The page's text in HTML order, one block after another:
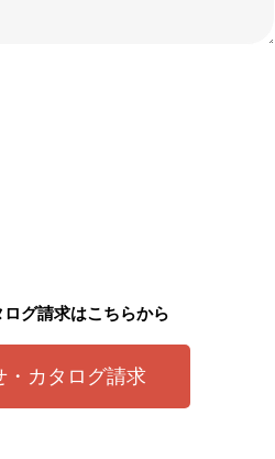
グ請求はこちらから
・カタログ請求